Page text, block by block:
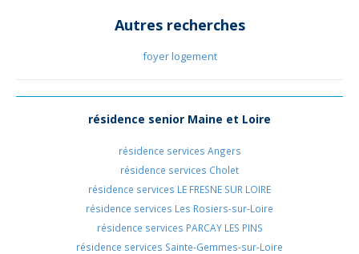
Autres recherches
foyer logement
résidence senior Maine et Loire
résidence services Angers
résidence services Cholet
résidence services LE FRESNE SUR LOIRE
résidence services Les Rosiers-sur-Loire
résidence services PARCAY LES PINS
résidence services Sainte-Gemmes-sur-Loire